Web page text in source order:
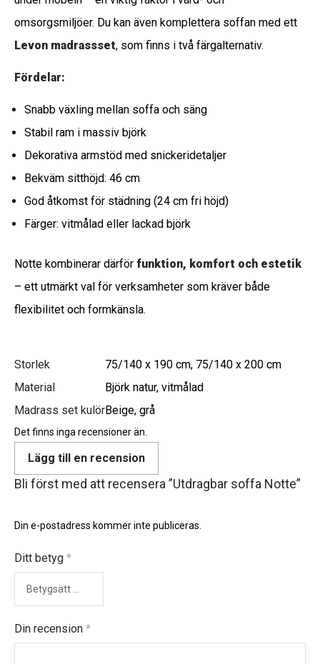
omsorgsmiljöer. Du kan även komplettera soffan med ett
Levon madrassset, som finns i två färgalternativ.
Fördelar:
Snabb växling mellan soffa och säng
Stabil ram i massiv björk
Dekorativa armstöd med snickeridetaljer
Bekväm sitthöjd: 46 cm
God åtkomst för städning (24 cm fri höjd)
Färger: vitmålad eller lackad björk
Notte kombinerar därför funktion, komfort och estetik
– ett utmärkt val för verksamheter som kräver både
flexibilitet och formkänsla.
Storlek
75/140 x 190 cm, 75/140 x 200 cm
Material
Björk natur, vitmålad
Madrass set kulörBeige, grå
Det finns inga recensioner än.
Lägg till en recension
Bli först med att recensera ”Utdragbar soffa Notte”
Din e-postadress kommer inte publiceras.
Ditt betyg *
Din recension *